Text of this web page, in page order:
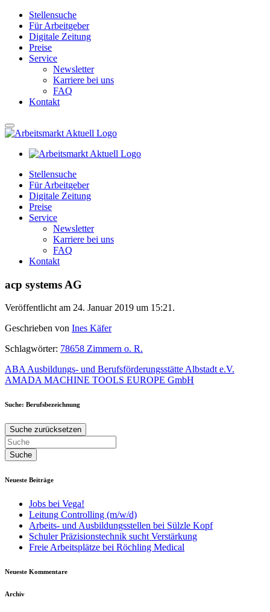
Stellensuche
Für Arbeitgeber
Digitale Zeitung
Preise
Service
Newsletter
Karriere bei uns
FAQ
Kontakt
Stellensuche
Für Arbeitgeber
Digitale Zeitung
Preise
Service
Newsletter
Karriere bei uns
FAQ
Kontakt
acp systems AG
Veröffentlicht am 24. Januar 2019 um 15:21.
Geschrieben von Ines Käfer
Schlagwörter: 78658 Zimmern o. R.
Beitragsnavigation
ABA Ausbildungs- und Berufsförderungsstätte Albstadt e.V.
AMADA MACHINE TOOLS EUROPE GmbH
Suche: Berufsbezeichnung
Suche zurücksetzen
Neueste Beiträge
Jobs bei Vega!
Leitung Controlling (m/w/d)
Arbeits- und Ausbildungsstellen bei Sülzle Kopf
Schuler Präzisionstechnik sucht Verstärkung
Freie Arbeitsplätze bei Röchling Medical
Neueste Kommentare
Archiv